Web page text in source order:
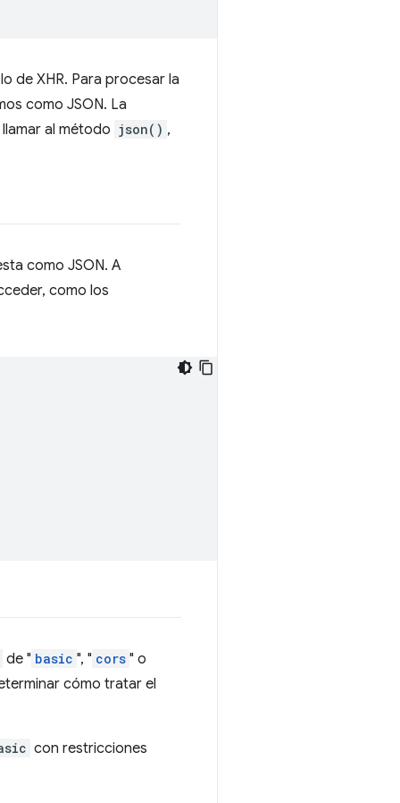
de XHR. Para procesar la
como JSON. La
al método json() ,
como JSON. A
como los
de " basic ", " cors " o
cómo tratar el
con restricciones